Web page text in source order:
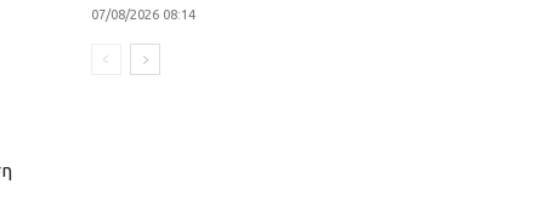
07/08/2026 08:14